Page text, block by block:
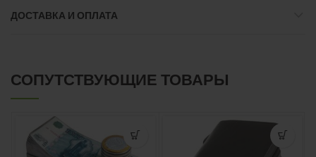
ДОСТАВКА И ОПЛАТА
СОПУТСТВУЮЩИЕ ТОВАРЫ